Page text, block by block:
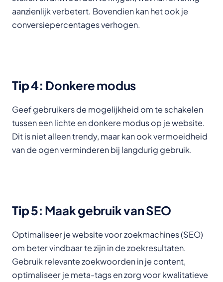
aanzienlijk verbetert. Bovendien kan het ook je
conversiepercentages verhogen.
Tip 4: Donkere modus
Geef gebruikers de mogelijkheid om te schakelen
tussen een lichte en donkere modus op je website.
Dit is niet alleen trendy, maar kan ook vermoeidheid
van de ogen verminderen bij langdurig gebruik.
Tip 5: Maak gebruik van SEO
Optimaliseer je website voor zoekmachines (SEO)
om beter vindbaar te zijn in de zoekresultaten.
Gebruik relevante zoekwoorden in je content,
optimaliseer je meta-tags en zorg voor kwalitatieve